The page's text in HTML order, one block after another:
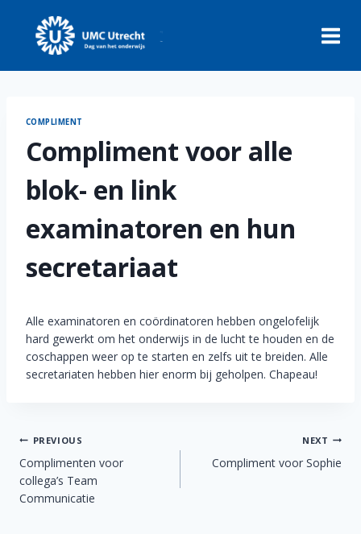
content
COMPLIMENT
Compliment voor alle
blok- en link
examinatoren en hun
secretariaat
Alle examinatoren en coördinatoren hebben ongelofelijk
hard gewerkt om het onderwijs in de lucht te houden en de
coschappen weer op te starten en zelfs uit te breiden. Alle
secretariaten hebben hier enorm bij geholpen. Chapeau!
Berichtnavigatie
PREVIOUS
Complimenten voor
collega’s Team
Communicatie
NEXT
Compliment voor Sophie